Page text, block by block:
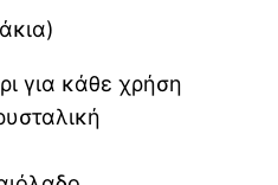
για κάθε χρήση